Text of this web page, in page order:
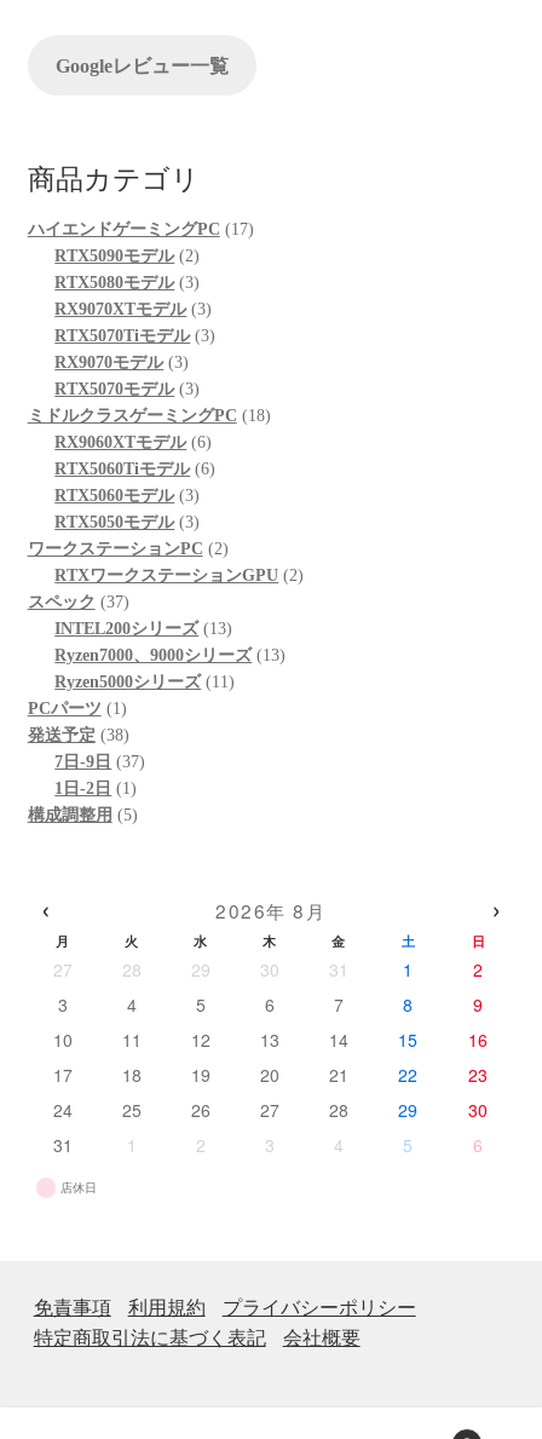
Googleレビュー一覧
商品カテゴリ
ハイエンドゲーミングPC 1717
RTX5090モデル 22
個
の
商
RTX5080モデル 33
個
の
品
RX9070XTモデル 33
個
品
RTX5070Tiモデル 33
商
品
RX9070モデル 33
個
の
商
品
RTX5070モデル 33
個
の
商
品
ミドルクラスゲーミングPC 1818
RX9060XTモデル 66
個
品
RTX5060Tiモデル 66
商
品
RTX5060モデル 33
個
の
商
RTX5050モデル 33
個
の
品
ワークステーションPC 22
個
商
品
RTXワークステーションGPU 22
スペック 3737
個
の
商
品
INTEL200シリーズ 1313
個
の
Ryzen7000、9000シリーズ 1313
Ryzen5000シリーズ 1111
PCパーツ 11
個
の
商
品
発送予定 3838
個
の
商
7日-9日 3737
1日-2日 11
個
構成調整用 55
‹ 2026年 8月 ›
月 火 水 木 金 土 日
27 28 29 30 31 1
2
3
4 5 6 7 8
9
10
11 12 13 14 15
16
17
18 19 20 21 22
23
24
25 26 27 28 29
30
31
1 2 3 4 5 6
店休日
免責事項 利用規約
プライバシーポリシー
特定商取引法に基づく表記
会社概要